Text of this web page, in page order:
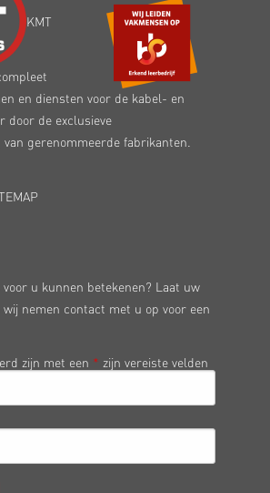
KMT
en diensten voor de kabel- en
de exclusieve
gerenommeerde fabrikanten.
voor u kunnen betekenen? Laat uw
nemen contact met u op voor een
zijn met een * zijn vereiste velden